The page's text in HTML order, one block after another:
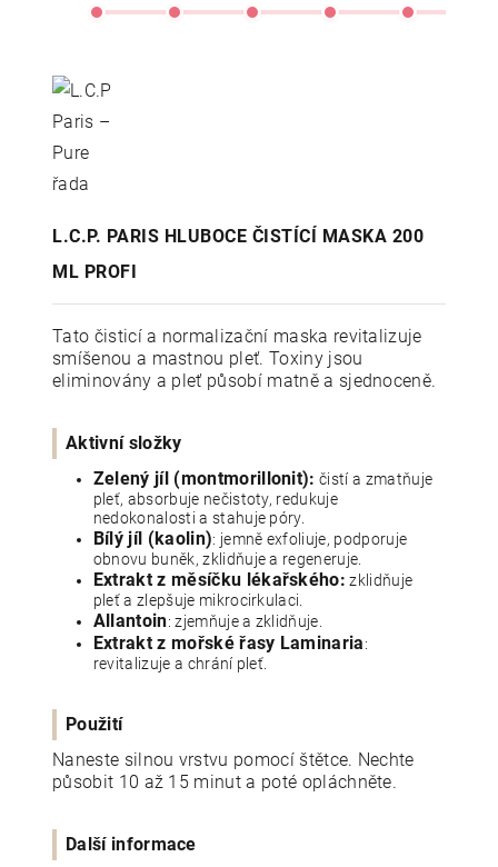
L.C.P. PARIS HLUBOCE ČISTÍCÍ MASKA 200
ML PROFI
Tato čisticí a normalizační maska revitalizuje
smíšenou a mastnou pleť. Toxiny jsou
eliminovány a pleť působí matně a sjednoceně.
Aktivní složky
Zelený jíl (montmorillonit): čistí a zmatňuje
pleť, absorbuje nečistoty, redukuje
nedokonalosti a stahuje póry.
Bílý jíl (kaolin): jemně exfoliuje, podporuje
obnovu buněk, zklidňuje a regeneruje.
Extrakt z měsíčku lékařského: zklidňuje
pleť a zlepšuje mikrocirkulaci.
Allantoin: zjemňuje a zklidňuje.
Extrakt z mořské řasy Laminaria:
revitalizuje a chrání pleť.
Použití
Naneste silnou vrstvu pomocí štětce. Nechte
působit 10 až 15 minut a poté opláchněte.
Další informace